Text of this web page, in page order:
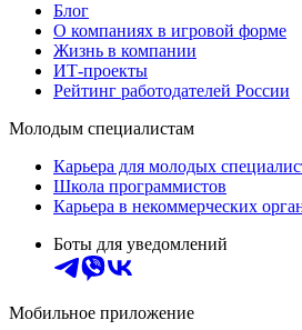
Блог
О компаниях в игровой форме
Жизнь в компании
ИТ-проекты
Рейтинг работодателей России
Молодым специалистам
Карьера для молодых
Школа программистов
Карьера в некоммерческих
Боты для уведомлений
Мобильное приложение